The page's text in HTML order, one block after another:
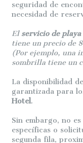
seguridad de
necesidad de
El servicio de playa
tiene un precio de
(Por ejemplo, una
sombrilla tiene un
La disponibilidad de
garantizada para
Hotel.
Sin embargo, no
específicas o
segunda fila,